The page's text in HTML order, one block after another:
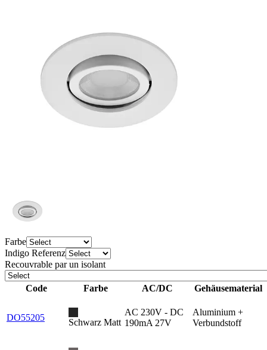
Farbe
Indigo Referenz
Recouvrable par un isolant
Code Farbe AC/DC Gehäusematerial
DO55205 Schwarz Matt
AC 230V - DC
190mA 27V
Aluminium +
Verbundstoff